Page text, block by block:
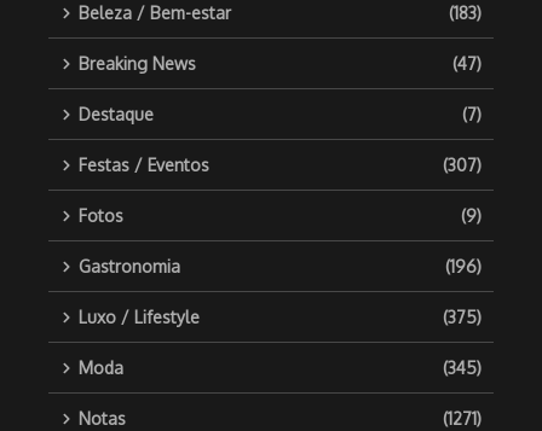
Beleza / Bem-estar (183)
Breaking News (47)
Destaque (7)
Festas / Eventos (307)
Fotos (9)
Gastronomia (196)
Luxo / Lifestyle (375)
Moda (345)
Notas (1271)